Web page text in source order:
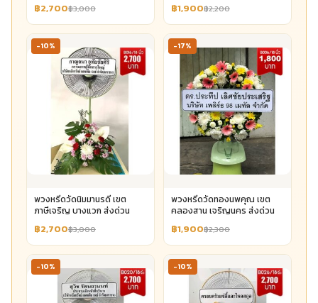
฿2,700฿3,000 ฿1,900฿2,200
-10%
พวงหรีดวัดนิมมานรดี เขต
ภาษีเจริญ บางแวก ส่งด่วน
฿2,700฿3,000
-17%
พวงหรีดวัดทองนพคุณ เขต
คลองสาน เจริญนคร ส่งด่วน
฿1,900฿2,300
-10% -10%